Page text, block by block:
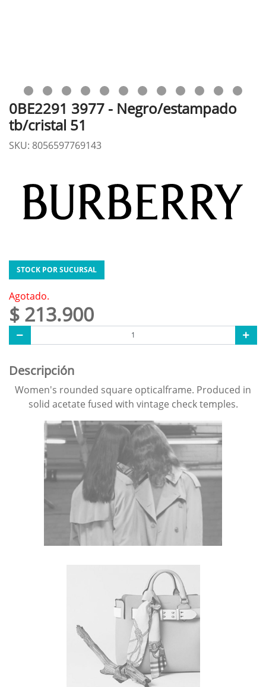
0BE2291 3977 - Negro/estampado
tb/cristal 51
SKU: 8056597769143
STOCK POR SUCURSAL
Agotado.
$ 213.900
Descripción
Women's rounded square opticalframe. Produced in
solid acetate fused with vintage check temples.